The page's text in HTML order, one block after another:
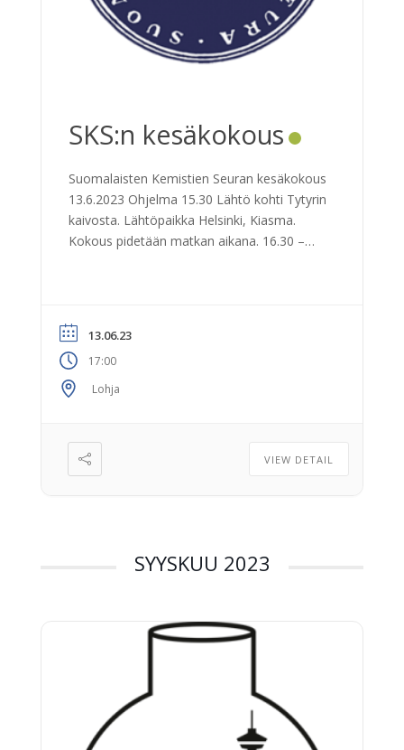
SKS:n kesäkokous
Suomalaisten Kemistien Seuran kesäkokous
13.6.2023 Ohjelma 15.30 Lähtö kohti Tytyrin
kaivosta. Lähtöpaikka Helsinki, Kiasma.
Kokous pidetään matkan aikana. 16.30 –
viininmaistelu 21.00 Paluu samaa reittiä
Reitti: Turun moottoritien kautta. Kyytiin
voidaan ottaa matkan varrelta. Kustannus:
varsinaisilta jäseniltä […]
13.06.23
17:00
Lohja
VIEW DETAIL
SYYSKUU 2023